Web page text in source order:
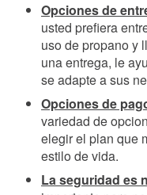
Opciones de
usted prefiera
uso de propano y
una entrega, le
se adapte a sus
Opciones de
variedad de
elegir el plan que
estilo de vida.
La seguridad es